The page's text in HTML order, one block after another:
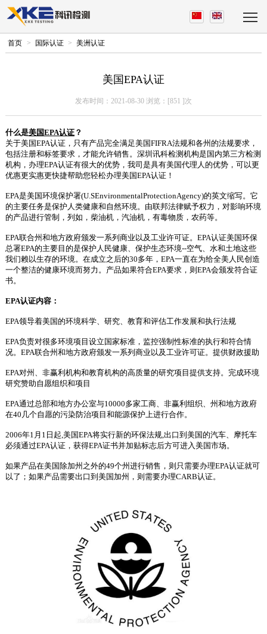
首页 > 国际认证 > 美洲认证
美国EPA认证
发布时间：2021-08-30 浏览：[851 ]次
什么是美国EPA认证？
关于美国EPA认证，只有产品完全满足美国FIFRA法规和各州的法规要求，
包括注册和标签要求，才能允许销售。深圳讯科检测机构是国内第三方检测
机构，办理EPA认证有很大的优势，我司是具有美国代理人的优势，可以更
优惠更实惠更快捷帮助您轻松办理美国EPA认证！
EPA是美国环境保护署(U.SEnvironmentalProtectionAgency)的英文缩写。它
的主要任务是保护人类健康和自然环境。由联邦法律赋予权力，对影响环境
的产品进行管制，列如，柴油机，汽油机，有毒物质，农药等。
EPA联合州和地方政府颁发一系列商业以及工业许可证。EPA认证美国环保
总署EPA的主要目的是保护人民健康、保护生态环境--空气、水和土地这些
我们赖以生存的环境。在成立之后的30多年，EPA一直在为给全美人民创造
一个整洁的健康环境而努力。产品如果符合EPA要求，则EPA会颁发符合证
书。
EPA认证内容：
EPA领导着美国的环境科学、研究、教育和评估工作发展和执行法规
EPA负责对很多环境项目设立国家标准，监控强制性标准的执行和符合情
况。EPA联合州和地方政府颁发一系列商业以及工业许可证。提供财政援助
EPA对州、非赢利机构和教育机构的高质量的研究项目提供支持。完成环境
研究赞助自愿组织和项目
EPA通过总部和地方办公室与10000多家工商、非赢利组织、州和地方政府
在40几个自愿的污染防治项目和能源保护上进行合作。
2006年1月1日起,美国EPA将实行新的环保法规,出口到美国的汽车、摩托车
必须通过EPA认证，获得EPA证书并加贴标志后方可进入美国市场。
如果产品在美国除加州之外的49个州进行销售，则只需要办理EPA认证就可
以了；如果产品需要出口到美国加州，则需要办理CARB认证。